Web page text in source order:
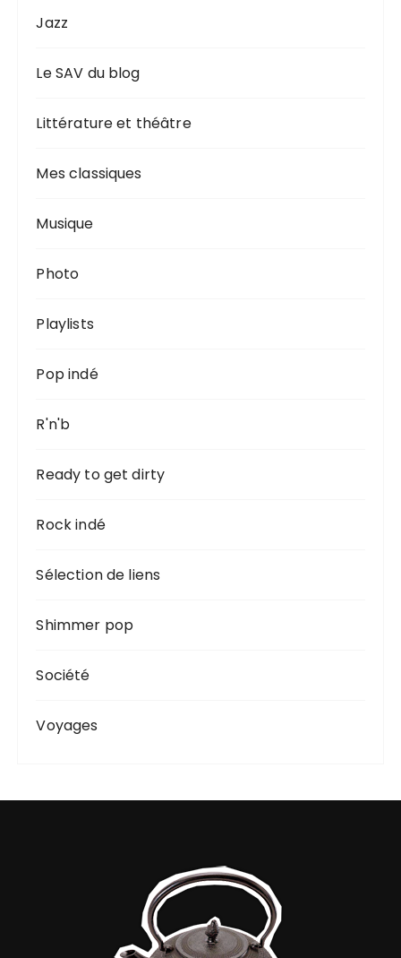
Jazz
Le SAV du blog
Littérature et théâtre
Mes classiques
Musique
Photo
Playlists
Pop indé
R'n'b
Ready to get dirty
Rock indé
Sélection de liens
Shimmer pop
Société
Voyages